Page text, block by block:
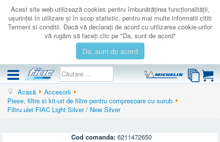
Acest site web utilizează cookies pentru îmbunătăţirea funcţionalităţii,
uşurinţei în utilizare şi în scop statistic, pentru mai multe informatii cititi
Termeni si conditii. Dacă vă declaraţi de acord cu utilizarea cookie-urilor
vă rugăm să faceţi clic pe "Da, sunt de acord"
Da, sunt de acord
COMPRESOARE
ACCESORII
Acasă
Accesorii
Piese, filtre si kit-uri de filtre pentru compresoare cu surub
Filtru ulei FIAC Light Silver / New Silver
Cod comanda: 6211472650